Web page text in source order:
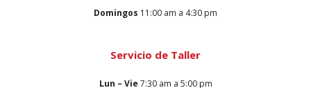
Domingos 11:00 am a 4:30 pm
Servicio de Taller
Lun – Vie 7:30 am a 5:00 pm